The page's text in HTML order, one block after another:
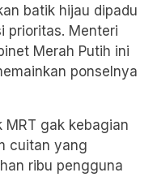
batik hijau dipadu
prioritas. Menteri
Merah Putih ini
ponselnya
MRT gak kebagian
cuitan yang
ribu pengguna